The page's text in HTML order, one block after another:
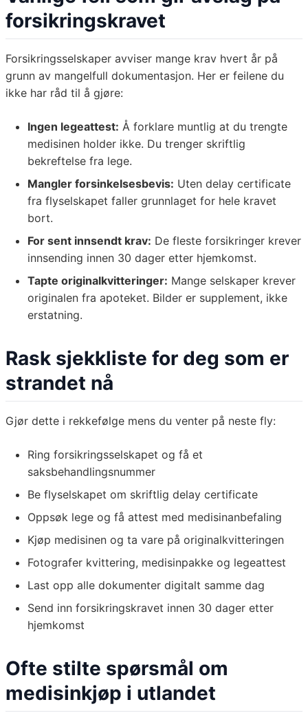
forsikringskravet
Forsikringsselskaper avviser mange krav hvert år på
grunn av mangelfull dokumentasjon. Her er feilene du
ikke har råd til å gjøre:
Ingen legeattest: Å forklare muntlig at du trengte
medisinen holder ikke. Du trenger skriftlig
bekreftelse fra lege.
Mangler forsinkelsesbevis: Uten delay certificate
fra flyselskapet faller grunnlaget for hele kravet
bort.
For sent innsendt krav: De fleste forsikringer krever
innsending innen 30 dager etter hjemkomst.
Tapte originalkvitteringer: Mange selskaper krever
originalen fra apoteket. Bilder er supplement, ikke
erstatning.
Rask sjekkliste for deg som er
strandet nå
Gjør dette i rekkefølge mens du venter på neste fly:
Ring forsikringsselskapet og få et
saksbehandlingsnummer
Be flyselskapet om skriftlig delay certificate
Oppsøk lege og få attest med medisinanbefaling
Kjøp medisinen og ta vare på originalkvitteringen
Fotografer kvittering, medisinpakke og legeattest
Last opp alle dokumenter digitalt samme dag
Send inn forsikringskravet innen 30 dager etter
hjemkomst
Ofte stilte spørsmål om
medisinkjøp i utlandet